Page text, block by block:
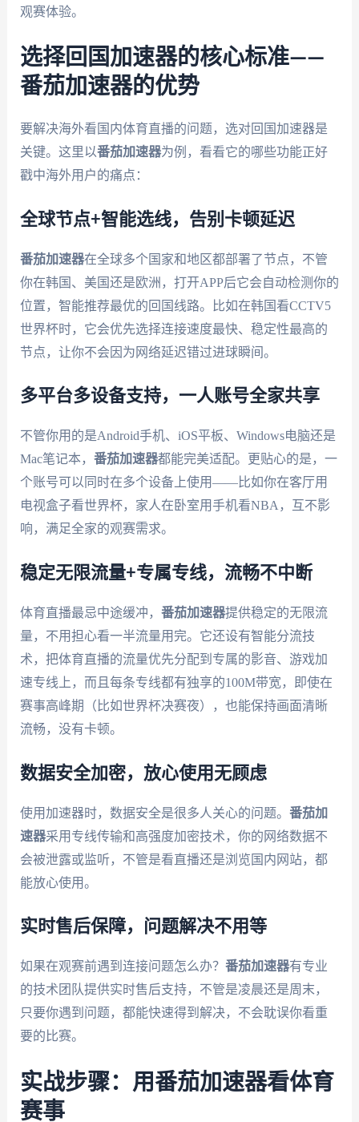
观赛体验。
选择回国加速器的核心标准——
番茄加速器的优势
要解决海外看国内体育直播的问题，选对回国加速器是
关键。这里以番茄加速器为例，看看它的哪些功能正好
戳中海外用户的痛点：
全球节点+智能选线，告别卡顿延迟
番茄加速器在全球多个国家和地区都部署了节点，不管
你在韩国、美国还是欧洲，打开APP后它会自动检测你的
位置，智能推荐最优的回国线路。比如在韩国看CCTV5
世界杯时，它会优先选择连接速度最快、稳定性最高的
节点，让你不会因为网络延迟错过进球瞬间。
多平台多设备支持，一人账号全家共享
不管你用的是Android手机、iOS平板、Windows电脑还是
Mac笔记本， 番茄加速器都能完美适配。更贴心的是，一
个账号可以同时在多个设备上使用——比如你在客厅用
电视盒子看世界杯，家人在卧室用手机看NBA，互不影
响，满足全家的观赛需求。
稳定无限流量+专属专线，流畅不中断
体育直播最忌中途缓冲， 番茄加速器提供稳定的无限流
量，不用担心看一半流量用完。它还设有智能分流技
术，把体育直播的流量优先分配到专属的影音、游戏加
速专线上，而且每条专线都有独享的100M带宽，即使在
赛事高峰期（比如世界杯决赛夜），也能保持画面清晰
流畅，没有卡顿。
数据安全加密，放心使用无顾虑
使用加速器时，数据安全是很多人关心的问题。 番茄加
速器采用专线传输和高强度加密技术，你的网络数据不
会被泄露或监听，不管是看直播还是浏览国内网站，都
能放心使用。
实时售后保障，问题解决不用等
如果在观赛前遇到连接问题怎么办？ 番茄加速器有专业
的技术团队提供实时售后支持，不管是凌晨还是周末，
只要你遇到问题，都能快速得到解决，不会耽误你看重
要的比赛。
实战步骤：用番茄加速器看体育
赛事